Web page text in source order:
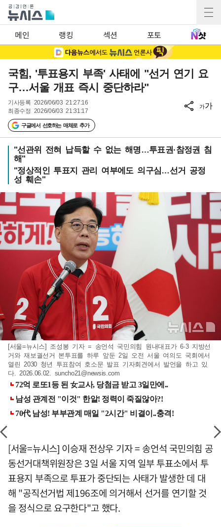
메인 랭킹 섹션 포토
국힘, '투표용지 부족' 사태에 "선거 연기 요
구…서울 개표 즉시 중단하라"
기사등록 2026/06/03 21:27:16
최종수정 2026/06/03 21:31:17
구글에서 선호하는 매체로 추가
가가
"선관위 전혀 납득할 수 없는 해명…투표권·참정권 침
해"
"정상적인 투표지 관리 여부에도 의구심…선거 공정
성 훼손"
[서울=뉴시스] 조성봉 기자 = 송언석 국민의힘 원내대표가 6·3 지방선
거와 재보궐선거 본투표를 하루 앞둔 2일 오전 서울 여의도 국회에서
열린 2030 청년 투표참여 호소문 발표 기자회견에서 발언을 하고 있
다. 2026.06.02. suncho21@newsis.com
[서울=뉴시스] 이승재 전상우 기자 = 송언석 국민의힘 공
동선거대책위원장은 3일 서울 지역 일부 투표소에서 투
표용지 부족으로 투표가 중단되는 사태가 발생한 데 대
해 "공직선거법 제196조에 의거해서 선거를 연기할 것
을 정식으로 요구한다"고 했다.